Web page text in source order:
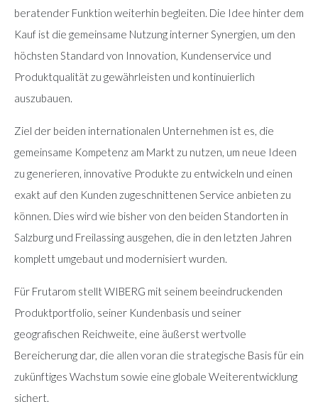
beratender Funktion weiterhin begleiten. Die Idee hinter dem
Kauf ist die gemeinsame Nutzung interner Synergien, um den
höchsten Standard von Innovation, Kundenservice und
Produktqualität zu gewährleisten und kontinuierlich
auszubauen.
Ziel der beiden internationalen Unternehmen ist es, die
gemeinsame Kompetenz am Markt zu nutzen, um neue Ideen
zu generieren, innovative Produkte zu entwickeln und einen
exakt auf den Kunden zugeschnittenen Service anbieten zu
können. Dies wird wie bisher von den beiden Standorten in
Salzburg und Freilassing ausgehen, die in den letzten Jahren
komplett umgebaut und modernisiert wurden.
Für Frutarom stellt WIBERG mit seinem beeindruckenden
Produktportfolio, seiner Kundenbasis und seiner
geografischen Reichweite, eine äußerst wertvolle
Bereicherung dar, die allen voran die strategische Basis für ein
zukünftiges Wachstum sowie eine globale Weiterentwicklung
sichert.